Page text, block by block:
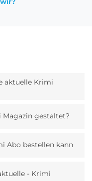
aktuelle Krimi
gestaltet?
Abo bestellen kann
- Krimi